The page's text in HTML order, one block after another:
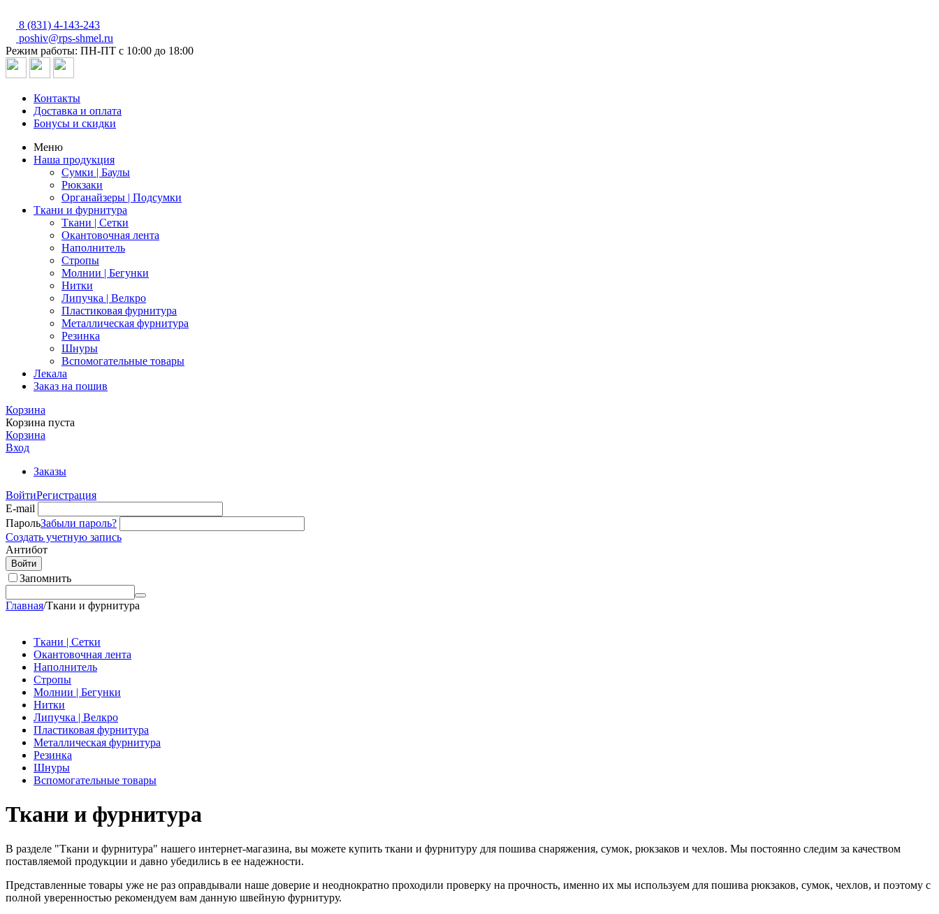
8 (831) 4-143-243
poshiv@rps-shmel.ru
Режим работы: ПН-ПТ с 10:00 до 18:00
Контакты
Доставка и оплата
Бонусы и скидки
Меню
Наша продукция
Сумки | Баулы
Рюкзаки
Органайзеры | Подсумки
Ткани и фурнитура
Ткани | Сетки
Окантовочная лента
Наполнитель
Стропы
Молнии | Бегунки
Нитки
Липучка | Велкро
Пластиковая фурнитура
Металлическая фурнитура
Резинка
Шнуры
Вспомогательные товары
Лекала
Заказ на пошив
Корзина
Корзина пуста
Корзина
Вход
Заказы
ВойтиРегистрация
E-mail
ПарольЗабыли пароль?
Создать учетную запись
Антибот
Войти
Запомнить
Главная/Ткани и фурнитура
Ткани | Сетки
Окантовочная лента
Наполнитель
Стропы
Молнии | Бегунки
Нитки
Липучка | Велкро
Пластиковая фурнитура
Металлическая фурнитура
Резинка
Шнуры
Вспомогательные товары
Ткани и фурнитура
В разделе "Ткани и фурнитура" нашего интернет-магазина, вы можете купить ткани и фурнитуру для пошива снаряжения, сумок, рюкзаков и чехлов. Мы постоянно следим за качеством
поставляемой продукции и давно убедились в ее надежности.
Представленные товары уже не раз оправдывали наше доверие и неоднократно проходили проверку на прочность, именно их мы используем для пошива рюкзаков, сумок, чехлов, и поэтому с
полной уверенностью рекомендуем вам данную швейную фурнитуру.